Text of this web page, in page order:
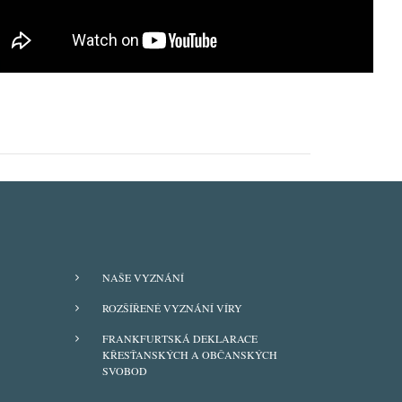
FOOTER
NAŠE VYZNÁNÍ
ROZŠÍŘENÉ VYZNÁNÍ VÍRY
FRANKFURTSKÁ DEKLARACE
KŘESŤANSKÝCH A OBČANSKÝCH
SVOBOD